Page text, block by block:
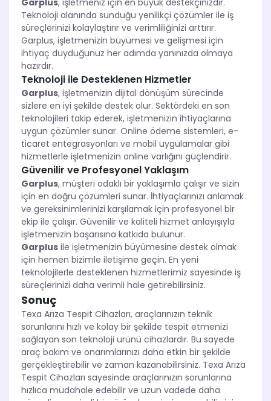
Teknoloji alanında sunduğu yenilikçi çözümler ile iş
süreçlerinizi kolaylaştırır ve verimliliğinizi arttırır.
Garplus, işletmenizin büyümesi ve gelişmesi için
ihtiyaç duyduğunuz her adımda yanınızda olmaya
hazırdır.
Teknoloji ile Desteklenen Hizmetler
Garplus, işletmenizin dijital dönüşüm sürecinde
sizlere en iyi şekilde destek olur. Sektördeki en son
teknolojileri takip ederek, işletmenizin ihtiyaçlarına
uygun çözümler sunar. Online ödeme sistemleri, e-
ticaret entegrasyonları ve mobil uygulamalar gibi
hizmetlerle işletmenizin online varlığını güçlendirir.
Güvenilir ve Profesyonel Yaklaşım
Garplus, müşteri odaklı bir yaklaşımla çalışır ve sizin
için en doğru çözümleri sunar. İhtiyaçlarınızı anlamak
ve gereksinimlerinizi karşılamak için profesyonel bir
ekip ile çalışır. Güvenilir ve kaliteli hizmet anlayışıyla
işletmenizin başarısına katkıda bulunur.
Garplus ile işletmenizin büyümesine destek olmak
için hemen bizimle iletişime geçin. En yeni
teknolojilerle desteklenen hizmetlerimiz sayesinde iş
süreçlerinizi daha verimli hale getirebilirsiniz.
Sonuç
Texa Arıza Tespit Cihazları, araçlarınızın teknik
sorunlarını hızlı ve kolay bir şekilde tespit etmenizi
sağlayan son teknoloji ürünü cihazlardır. Bu sayede
araç bakım ve onarımlarınızı daha etkin bir şekilde
gerçekleştirebilir ve zaman kazanabilirsiniz. Texa Arıza
Tespit Cihazları sayesinde araçlarınızın sorunlarına
hızlıca müdahale edebilir ve uzun vadede daha